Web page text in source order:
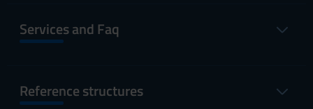
Services and Faq
Reference structures